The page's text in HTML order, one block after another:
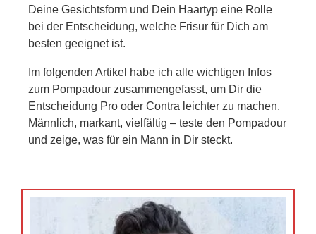
Deine Gesichtsform und Dein Haartyp eine Rolle
bei der Entscheidung, welche Frisur für Dich am
besten geeignet ist.
Im folgenden Artikel habe ich alle wichtigen Infos
zum Pompadour zusammengefasst, um Dir die
Entscheidung Pro oder Contra leichter zu machen.
Männlich, markant, vielfältig – teste den Pompadour
und zeige, was für ein Mann in Dir steckt.